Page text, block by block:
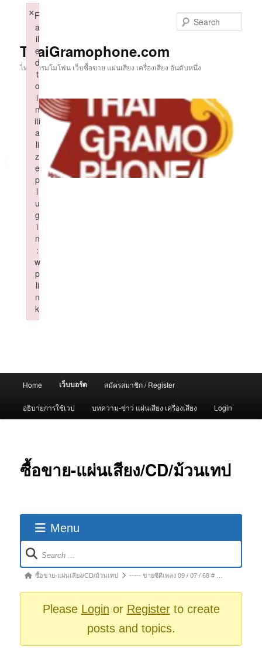
ThaiGramophone.com
ไทยแกรมโมโฟน เว็บซื้อขาย แผ่นเสียง เครื่องเสียง อันดับหนึ่ง
Home เว็บบอร์ด สมัครสมาชิก / Register
อธิบายการใช้เวป บทความ-ข่าว แผ่นเสียง เครื่องเสียง Login
ซื้อขาย-แผ่นเสียง/CD/ม้วนเทป
Menu
Forum
Navigation
Forumซื้อขาย-แผ่นเสียง/CD/ม้วนเทป ----- ขายซีดีเพลง 09 / 07 / 68 # …
Please Login or Registerto create
posts and topics.
F
a
il
e
d
t
o
i
n
iti
a
li
z
e
p
l
u
g
i
n
:
w
p
li
n
k
×
Failed to initialize plugin: wplink